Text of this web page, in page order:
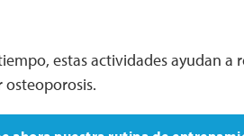
estas actividades ayudan a
osteoporosis.